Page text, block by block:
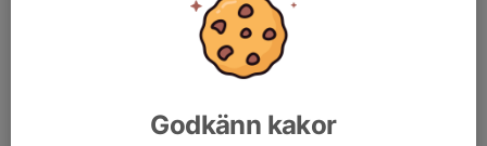
Godkänn kakor